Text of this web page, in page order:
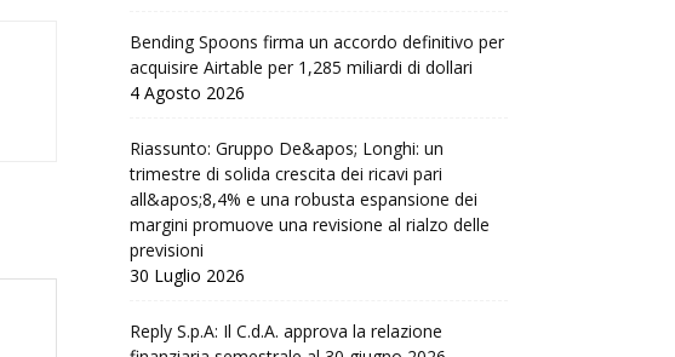
Bending Spoons firma un accordo definitivo per
acquisire Airtable per 1,285 miliardi di dollari
4 Agosto 2026
Riassunto: Gruppo De&apos; Longhi: un
trimestre di solida crescita dei ricavi pari
all&apos;8,4% e una robusta espansione dei
margini promuove una revisione al rialzo delle
previsioni
30 Luglio 2026
Reply S.p.A: Il C.d.A. approva la relazione